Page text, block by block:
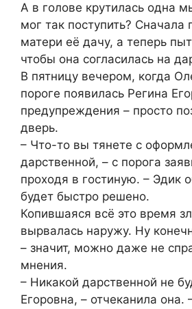
А в голове крутилась одна
мог так поступить? Сначала
матери её дачу, а теперь
чтобы она согласилась на
В пятницу вечером, когда
пороге появилась Регина
предупреждения – просто
дверь.
– Что-то вы тянете с
дарственной, – с порога
проходя в гостиную. – Эдик
будет быстро решено.
Копившаяся всё это время
вырвалась наружу. Ну
– значит, можно даже не
мнения.
– Никакой дарственной не
Егоровна, – отчеканила она.